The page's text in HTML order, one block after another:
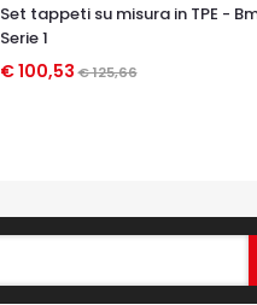
Set tappeti su misura in TPE -
Serie 1
€ 100,53€ 125,66